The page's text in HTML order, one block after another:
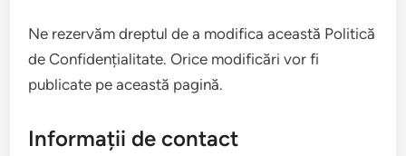
Ne rezervăm dreptul de a modifica această Politică
de Confidențialitate. Orice modificări vor fi
publicate pe această pagină.
Informații de contact